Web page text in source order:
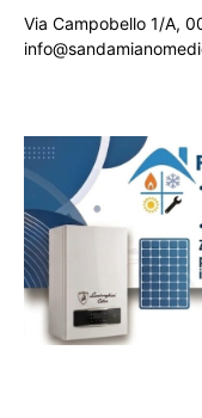
Via Campobello 1/A,